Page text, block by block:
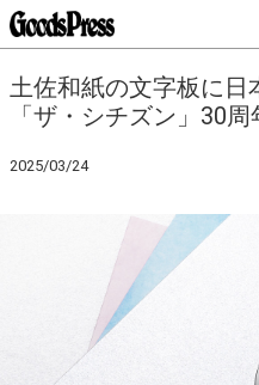
土佐和紙の文字板に日
「ザ・シチズン」30
2025/03/24